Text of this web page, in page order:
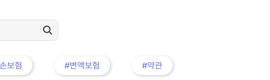
보험 #변액보험 #약관